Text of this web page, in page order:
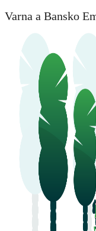
Varna a Bansko